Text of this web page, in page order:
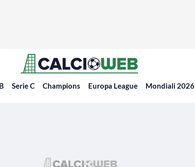
Serie C Champions Europa League Mondiali 2026